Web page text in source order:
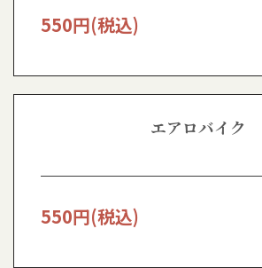
550円(税込)
エアロバイク
550円(税込)